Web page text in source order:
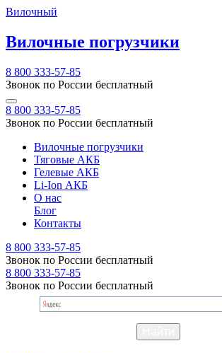
Вилочный
Вилочные погрузчики
8 800 333-57-85
Звонок по России бесплатный
8 800 333-57-85
Звонок по России бесплатный
Вилочные погрузчики
Тяговые АКБ
Гелевые АКБ
Li-Ion АКБ
О нас
Блог
Контакты
8 800 333-57-85
Звонок по России бесплатный
8 800 333-57-85
Звонок по России бесплатный